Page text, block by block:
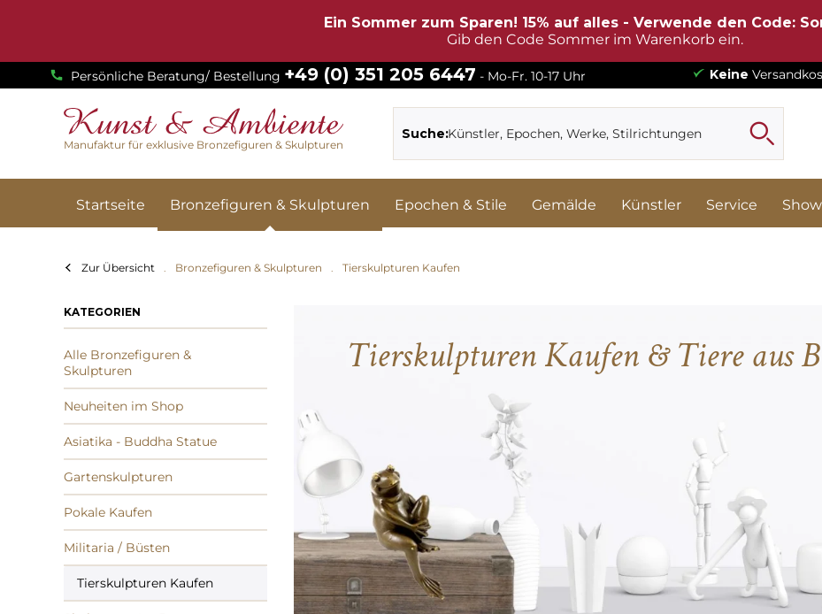
Ein Sommer zum Sparen! 15% auf alles - Verwende den Code:
Gib den Code Sommer im Warenkorb ein.
Persönliche Beratung/ Bestellung +49 (0) 351 205 6447 - Mo-Fr. 10-17 Uhr Keine
Manufaktur für exklusive Bronzefiguren & Skulpturen
Suche:
Startseite Bronzefiguren & Skulpturen Epochen & Stile Gemälde Künstler Service
Zur Übersicht Bronzefiguren & Skulpturen Tierskulpturen Kaufen
KATEGORIEN
Alle Bronzefiguren &
Skulpturen
Neuheiten im Shop
Asiatika - Buddha Statue
Gartenskulpturen
Pokale Kaufen
Militaria / Büsten
Tierskulpturen Kaufen
Tierskulpturen Kaufen & Tiere aus